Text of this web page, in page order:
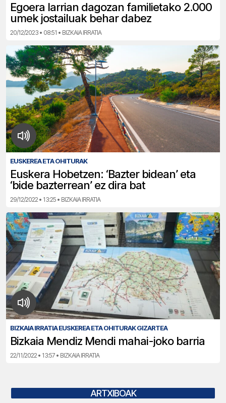
Egoera larrian dagozan familietako 2.000
umek jostailuak behar dabez
20/12/2023 • 08:51 • BIZKAIA IRRATIA
EUSKEREA ETA OHITURAK
Euskera Hobetzen: ‘Bazter bidean’ eta
‘bide bazterrean’ ez dira bat
29/12/2022 • 13:25 • BIZKAIA IRRATIA
BIZKAIA IRRATIA EUSKEREA ETA OHITURAK GIZARTEA
Bizkaia Mendiz Mendi mahai-joko barria
22/11/2022 • 13:57 • BIZKAIA IRRATIA
ARTXIBOAK